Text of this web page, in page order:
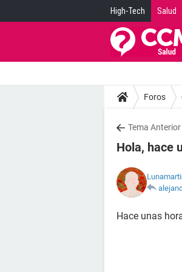
High-Tech Salud
Foros
Tema Anterior
Hola, hace
Hace unas